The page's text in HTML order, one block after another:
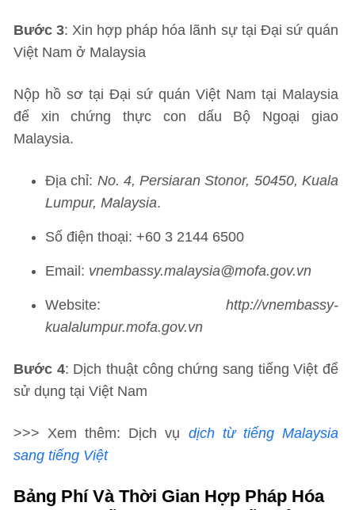
Bước 3: Xin hợp pháp hóa lãnh sự tại Đại sứ quán
Việt Nam ở Malaysia
Nộp hồ sơ tại Đại sứ quán Việt Nam tại Malaysia
để xin chứng thực con dấu Bộ Ngoại giao
Malaysia.
Địa chỉ: No. 4, Persiaran Stonor, 50450, Kuala
Lumpur, Malaysia.
Số điện thoại: +60 3 2144 6500
Email: vnembassy.malaysia@mofa.gov.vn
Website: http://vnembassy-
kualalumpur.mofa.gov.vn
Bước 4: Dịch thuật công chứng sang tiếng Việt để
sử dụng tại Việt Nam
>>> Xem thêm: Dịch vụ dịch từ tiếng Malaysia
sang tiếng Việt
Bảng Phí Và Thời Gian Hợp Pháp Hóa